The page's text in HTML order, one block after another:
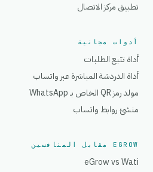
تطبيق مركز الاتصال
أدوات مجانية
أداة تتبع الطلبات
أداة الدردشة المباشرة عبر واتساب
مولد رمز QR الخاص بـ WhatsApp
منشئ روابط واتساب
EGROW مقابل المنافسين
eGrow vs Wati